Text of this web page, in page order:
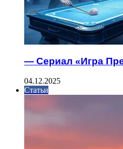
— Сериал «Игра
04.12.2025
Статьи